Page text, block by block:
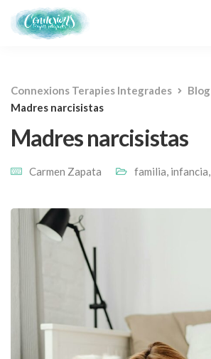
Connexions Terapies Integrades Blog
Madres narcisistas
Madres narcisistas
Carmen Zapata familia, infancia,